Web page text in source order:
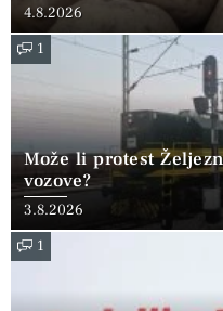
4.8.2026
1
Može li protest
vozove?
3.8.2026
1